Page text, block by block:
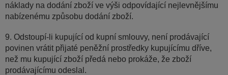
náklady na dodání zboží ve výši odpovídající nejlevnějšímu
nabízenému způsobu dodání zboží.
9. Odstoupí-li kupující od kupní smlouvy, není prodávající
povinen vrátit přijaté peněžní prostředky kupujícímu dříve,
než mu kupující zboží předá nebo prokáže, že zboží
prodávajícímu odeslal.